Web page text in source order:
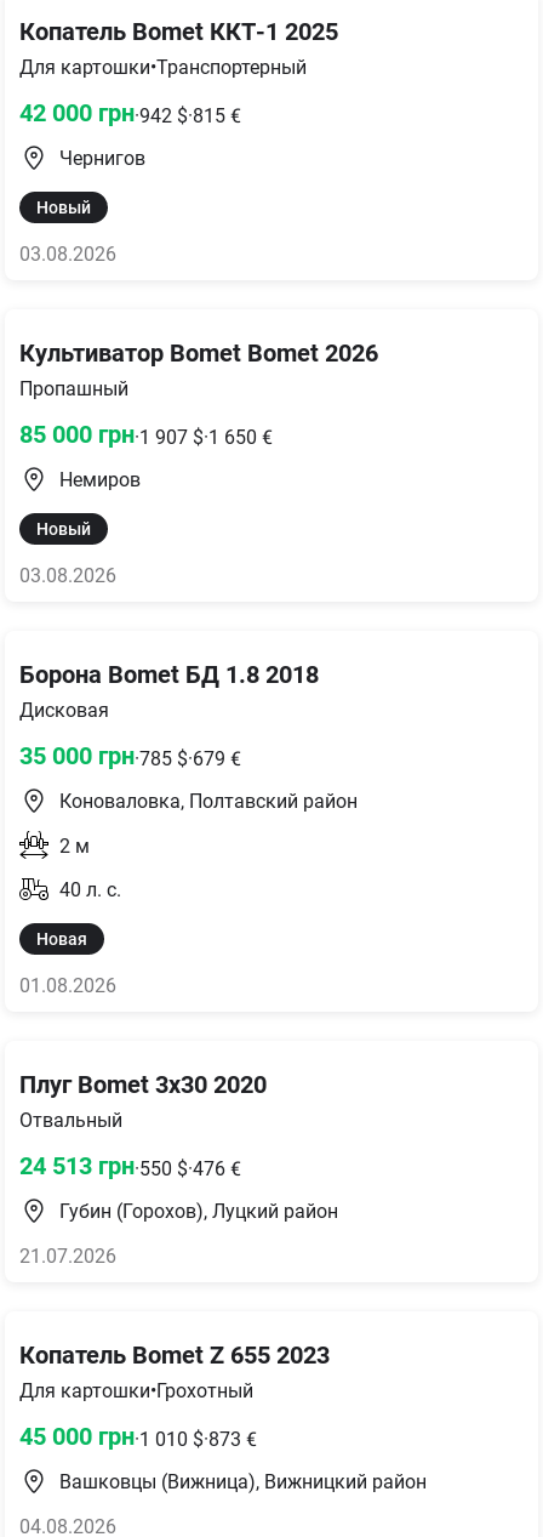
Копатель Bomet ККТ-1 2025
Для картошки•Транспортерный
42 000 грн·942 $·815 €
Чернигов
Новый
03.08.2026
Культиватор Bomet Bomet 2026
Пропашный
85 000 грн·1 907 $·1 650 €
Немиров
Новый
03.08.2026
Борона Bomet БД 1.8 2018
Дисковая
35 000 грн·785 $·679 €
Коноваловка, Полтавский район
2 м
40 л. с.
Новая
01.08.2026
Плуг Bomet 3х30 2020
Отвальный
24 513 грн·550 $·476 €
Губин (Горохов), Луцкий район
21.07.2026
Копатель Bomet Z 655 2023
Для картошки•Грохотный
45 000 грн·1 010 $·873 €
Вашковцы (Вижница), Вижницкий район
04.08.2026